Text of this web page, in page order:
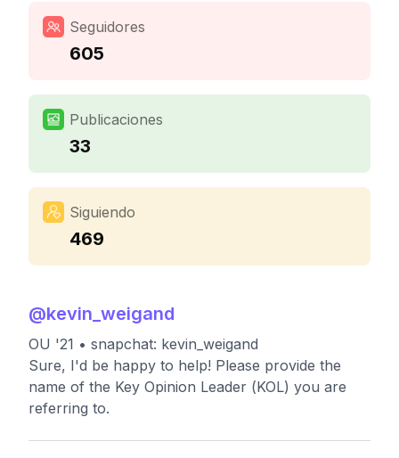
Seguidores
605
Publicaciones
33
Siguiendo
469
@kevin_weigand
OU '21 • snapchat: kevin_weigand
Sure, I'd be happy to help! Please provide the
name of the Key Opinion Leader (KOL) you are
referring to.